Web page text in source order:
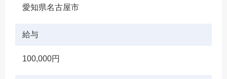
愛知県名古屋市
給与
100,000円